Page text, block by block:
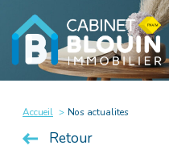
Accueil 0
Accueil Nos actualites
Retour